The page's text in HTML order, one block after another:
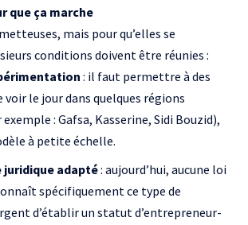
que ça marche
mais pour qu’elles se
conditions doivent être réunies :
: il faut permettre à des
le jour dans quelques régions
: Gafsa, Kasserine, Sidi Bouzid),
à petite échelle.
juridique adapté: aujourd’hui, aucune loi
spécifiquement ce type de
d’établir un statut d’entrepreneur-